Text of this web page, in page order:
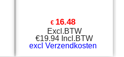
€ 16.48
Excl.BTW
€19.94 Incl.BTW
excl Verzendkosten